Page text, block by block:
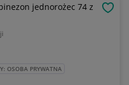
jednorożec 74 z
OSOBA PRYWATNA